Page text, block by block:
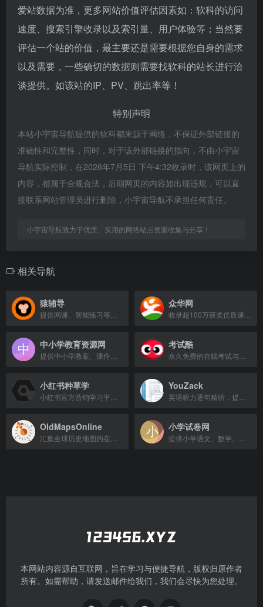
爱站数据为准，更多网站价值评估因素如：软科的访问
速度、搜索引擎收录以及索引量、用户体验等；当然要
评估一个站的价值，最主要还是需要根据您自身的需求
以及需要，一些确切的数据则需要找软科的站长进行洽
谈提供。如该站的IP、PV、跳出率等！
特别声明
本站小宇宙导航提供的软科都来源于网络，不保证外部链接的
准确性和完整性，同时，对于该外部链接的指向，不由小宇宙
导航实际控制，在2026年7月5日 下午4:32收录时，该网页上的
内容，都属于合规合法，后期网页的内容如出现违规，可以直
接联系网站管理员进行删除，小宇宙导航不承担任何责任。
小宇宙导航致力于优质、实用的网络站点资源收集与分享！
相关导航
猿辅导 众华网
中小学教育资源网 考试酷
小红书种草学 YouZack
OldMapsOnline 小学试卷网
本网站内容源自互联网，旨在学习与便捷导航，版权归原作者
所有。如需帮助，请发送邮件给我们，我们会尽快为您处理。